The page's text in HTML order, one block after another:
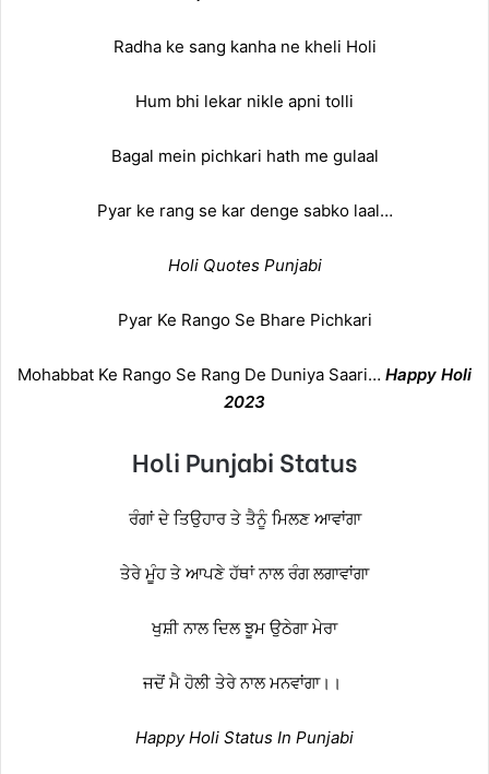
Radha ke sang kanha ne kheli Holi
Hum bhi lekar nikle apni tolli
Bagal mein pichkari hath me gulaal
Pyar ke rang se kar denge sabko laal…
Holi Quotes Punjabi
Pyar Ke Rango Se Bhare Pichkari
Mohabbat Ke Rango Se Rang De Duniya Saari… Happy Holi
2023
Holi Punjabi Status
ਰੰਗਾਂ ਦੇ ਤਿਉਹਾਰ ਤੇ ਤੈਨੂੰ ਮਿਲਣ ਆਵਾਂਗਾ
ਤੇਰੇ ਮੂੰਹ ਤੇ ਆਪਣੇ ਹੱਥਾਂ ਨਾਲ ਰੰਗ ਲਗਾਵਾਂਗਾ
ਖੁਸ਼ੀ ਨਾਲ ਦਿਲ ਝੂਮ ਉਠੇਗਾ ਮੇਰਾ
ਜਦੋਂ ਮੈ ਹੋਲੀ ਤੇਰੇ ਨਾਲ ਮਨਵਾਂਗਾ।।
Happy Holi Status In Punjabi